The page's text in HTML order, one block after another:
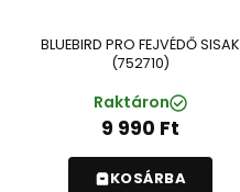
BLUEBIRD PRO FEJVÉDŐ SISAK
(752710)
Raktáron
9 990 Ft
KOSÁRBA